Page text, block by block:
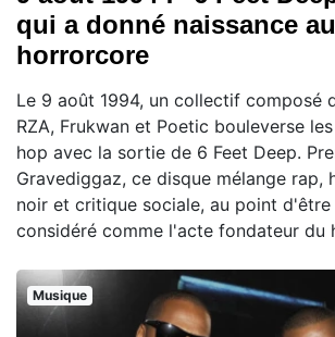
qui a donné naissance au
horrorcore
Le 9 août 1994, un collectif composé
RZA, Frukwan et Poetic bouleverse
hop avec la sortie de 6 Feet Deep.
Gravediggaz, ce disque mélange rap,
noir et critique sociale, au point d'être
considéré comme l'acte fondateur du
Musique